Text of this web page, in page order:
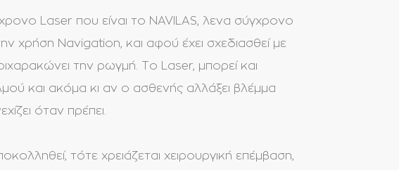
Laser που είναι το NAVILAS, λενα σύγχρονο
χρήση Νavigation, και αφού έχει σχεδιασθεί με
την ρωγμή. Το Laser, μπορεί και
και ακόμα κι αν ο ασθενής αλλάξει βλέμμα
όταν πρέπει.
τότε χρειάζεται χειρουργική επέμβαση,